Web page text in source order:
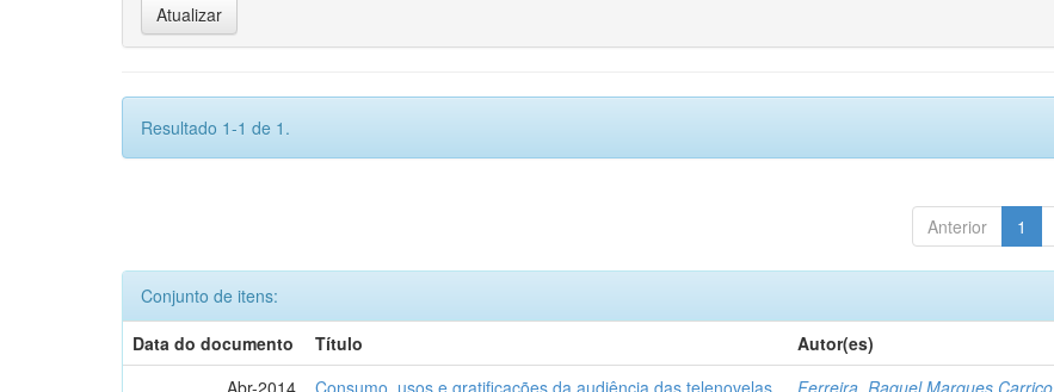
Resultado 1-1 de 1.
Anterior 1
Conjunto de itens:
Data do documento
Título Autor(es)
Abr-2014
Consumo, usos e gratificações da audiência das telenovelas Ferreira, Raquel Marques Carriço